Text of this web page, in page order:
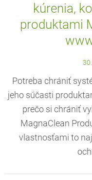
kúrenia,
produktami
Potreba chrániť
jeho súčasti
prečo si chrániť
MagnaClean
vlastnosťami to